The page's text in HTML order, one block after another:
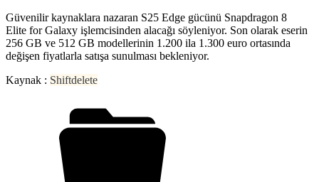
Güvenilir kaynaklara nazaran S25 Edge gücünü Snapdragon 8
Elite for Galaxy işlemcisinden alacağı söyleniyor. Son olarak eserin
256 GB ve 512 GB modellerinin 1.200 ila 1.300 euro ortasında
değişen fiyatlarla satışa sunulması bekleniyor.
Kaynak : Shiftdelete